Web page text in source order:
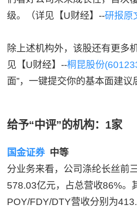
级。（详见【U财经】--研报原
除上述机构外，该股还有更多
见【U财经】--桐昆股份
面”，一键提交你的基本面建议
给予“中评”的机构：1家
国金证券中等
分业务来看，公司涤纶长丝前
578.03亿元，占总营收86%。
POY/FDY/DTY营收分别为